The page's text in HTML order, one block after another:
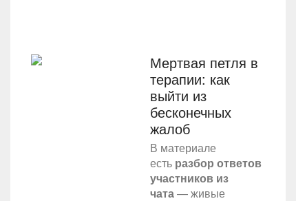
Мертвая петля в
терапии: как
выйти из
бесконечных
жалоб
В материале
есть разбор ответов
участников из
чата— живые